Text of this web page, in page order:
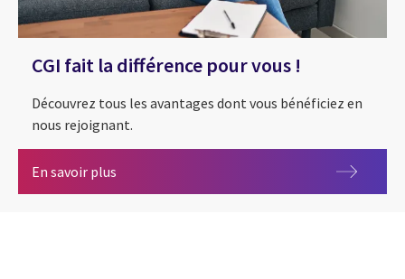
CGI fait la différence pour vous !
Découvrez tous les avantages dont vous bénéficiez en
nous rejoignant.
En savoir plus